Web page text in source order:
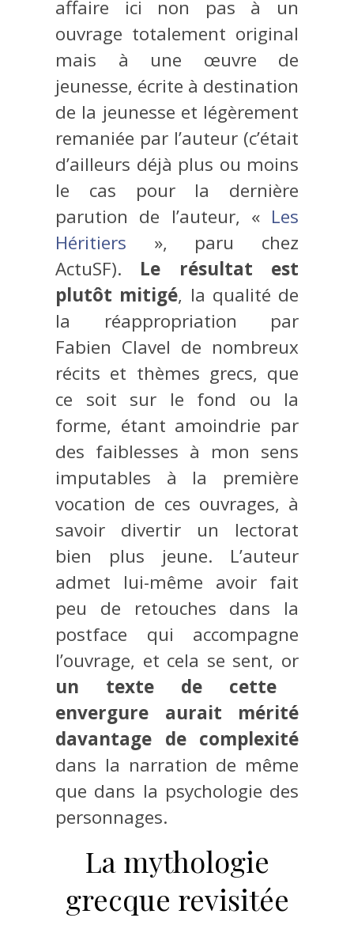
affaire ici non pas à un
ouvrage totalement original
mais à une œuvre de
jeunesse, écrite à destination
de la jeunesse et légèrement
remaniée par l’auteur (c’était
d’ailleurs déjà plus ou moins
le cas pour la dernière
parution de l’auteur, « Les
Héritiers », paru chez
ActuSF). Le résultat est
plutôt mitigé, la qualité de
la réappropriation par
Fabien Clavel de nombreux
récits et thèmes grecs, que
ce soit sur le fond ou la
forme, étant amoindrie par
des faiblesses à mon sens
imputables à la première
vocation de ces ouvrages, à
savoir divertir un lectorat
bien plus jeune. L’auteur
admet lui-même avoir fait
peu de retouches dans la
postface qui accompagne
l’ouvrage, et cela se sent, or
un texte de cette
envergure aurait mérité
davantage de complexité
dans la narration de même
que dans la psychologie des
personnages.
La mythologie
grecque revisitée